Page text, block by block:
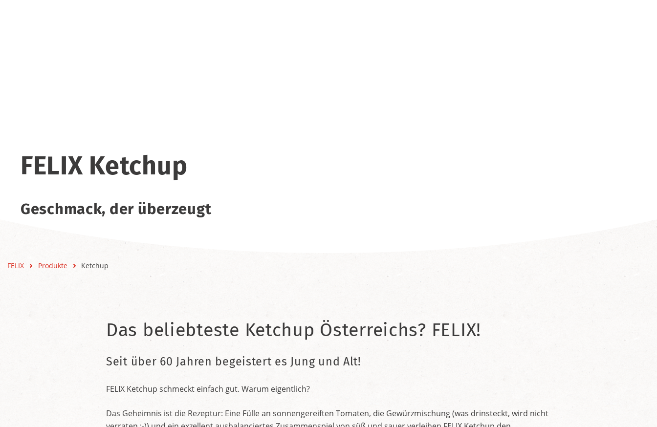
FELIX Ketchup
Geschmack, der überzeugt
FELIX Produkte Ketchup
Das beliebteste Ketchup Österreichs? FELIX!
Seit über 60 Jahren begeistert es Jung und Alt!
FELIX Ketchup schmeckt einfach gut. Warum eigentlich?
Das Geheimnis ist die Rezeptur: Eine Fülle an sonnengereiften Tomaten, die Gewürzmischung (was drinsteckt, wird nicht